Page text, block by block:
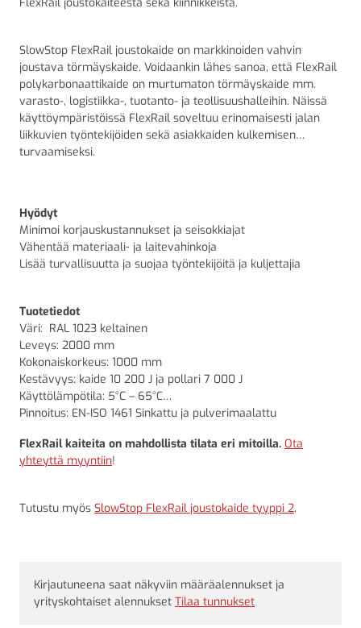
SlowStop FlexRail joustokaide on markkinoiden vahvin
joustava törmäyskaide. Voidaankin lähes sanoa, että FlexRail
polykarbonaattikaide on murtumaton törmäyskaide mm.
varasto-, logistiikka-, tuotanto- ja teollisuushalleihin. Näissä
käyttöympäristöissä FlexRail soveltuu erinomaisesti jalan
liikkuvien työntekijöiden sekä asiakkaiden kulkemisen
turvaamiseksi.
Hyödyt
Minimoi korjauskustannukset ja seisokkiajat
Vähentää materiaali‑ ja laitevahinkoja
Lisää turvallisuutta ja suojaa työntekijöitä ja kuljettajia
Tuotetiedot
Väri: RAL 1023 keltainen
Leveys: 2000 mm
Kokonaiskorkeus: 1000 mm
Kestävyys: kaide 10 200 J ja pollari 7 000 J
Käyttölämpötila: 5°C – 65°C
Pinnoitus: EN-ISO 1461 Sinkattu ja pulverimaalattu
FlexRail kaiteita on mahdollista tilata eri mitoilla. Ota
yhteyttä myyntiin!
Tutustu myös SlowStop FlexRail joustokaide tyyppi 2.
Kirjautuneena saat näkyviin määräalennukset ja
yrityskohtaiset alennukset Tilaa tunnukset